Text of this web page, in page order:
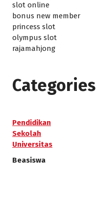
slot online
bonus new member
princess slot
olympus slot
rajamahjong
Categories
Pendidikan
Sekolah
Universitas
Beasiswa